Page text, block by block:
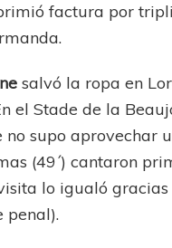
factura por
salvó la ropa en
el Stade de la
no supo aprovechar
(49´) cantaron
lo igualó gracias
penal).
a